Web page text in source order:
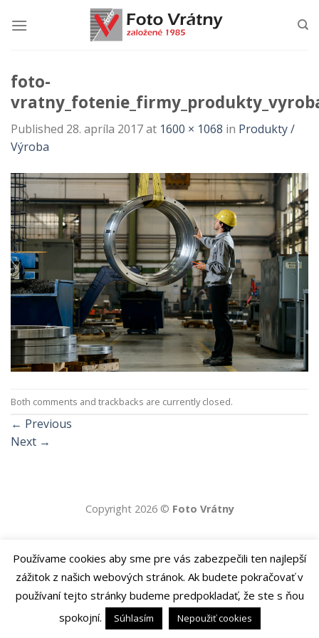
foto-
Published 28. apríla 2017at 1600 × 1068 in Produkty /
Výroba
Both comments and trackbacks are currently closed.
← Previous
Next →
Copyright 2026 © Foto Vrátny
Používame cookies aby sme pre vás zabezpečili ten najlepší
zážitok z našich webových stránok. Ak budete pokračovať v
používaní tejto stránky budeme predpokladať, že ste s ňou
spokojní.
Súhlasím Nepoužiť cookies